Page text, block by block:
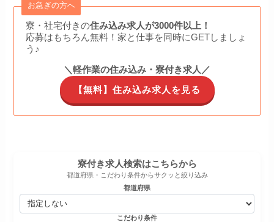
お急ぎの方へ
寮・社宅付きの住み込み求人が3000件以上！
応募はもちろん無料！家と仕事を同時にGETしましょ
う♪
＼軽作業の住み込み・寮付き求人／
【無料】住み込み求人を見る
寮付き求人検索はこちらから
都道府県・こだわり条件からサクッと絞り込み
都道府県
こだわり条件